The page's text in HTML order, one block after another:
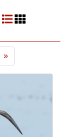
»
Næste